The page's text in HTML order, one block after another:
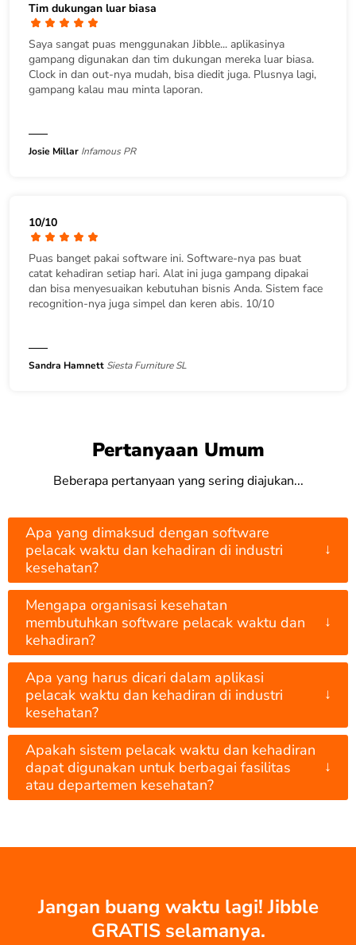
Tim dukungan luar biasa
Saya sangat puas menggunakan Jibble... aplikasinya
gampang digunakan dan tim dukungan mereka luar biasa.
Clock in dan out-nya mudah, bisa diedit juga. Plusnya lagi,
gampang kalau mau minta laporan.
Josie Millar Infamous PR
10/10
Puas banget pakai software ini. Software-nya pas buat
catat kehadiran setiap hari. Alat ini juga gampang dipakai
dan bisa menyesuaikan kebutuhan bisnis Anda. Sistem face
recognition-nya juga simpel dan keren abis. 10/10
Sandra Hamnett Siesta Furniture SL
Pertanyaan Umum
Beberapa pertanyaan yang sering diajukan...
Apa yang dimaksud dengan software
pelacak waktu dan kehadiran di industri
kesehatan?
↓
Mengapa organisasi kesehatan
membutuhkan software pelacak waktu dan
kehadiran?
↓
Apa yang harus dicari dalam aplikasi
pelacak waktu dan kehadiran di industri
kesehatan?
↓
Apakah sistem pelacak waktu dan kehadiran
dapat digunakan untuk berbagai fasilitas
atau departemen kesehatan?
↓
Jangan buang waktu lagi! Jibble
GRATIS selamanya.